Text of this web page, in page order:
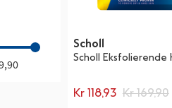
Scholl
Scholl Eksfolierende
Kr 118,93 Kr 169,90